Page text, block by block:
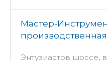
Мастер-
Энтузиастов шоссе,